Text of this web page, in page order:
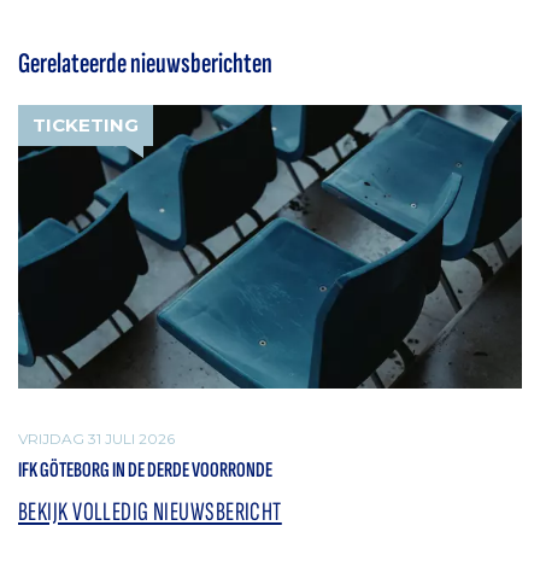
Gerelateerde nieuwsberichten
TICKETING
VRIJDAG 31 JULI 2026
IFK GÖTEBORG IN DE DERDE VOORRONDE
BEKIJK VOLLEDIG NIEUWSBERICHT